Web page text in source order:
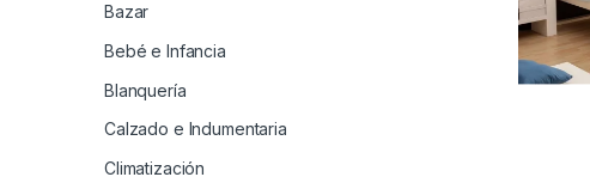
Bazar
Bebé e Infancia
Blanquería
Calzado e Indumentaria
Climatización